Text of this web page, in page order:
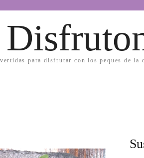
para disfrutar con los peques de la